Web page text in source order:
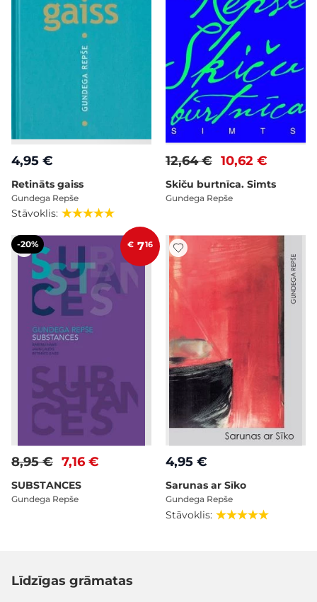
4,95 €
Retināts gaiss
Gundega Repše
Stāvoklis:
10,62 €
12,64 €
Skiču burtnīca. Simts
Gundega Repše
-20% € 716
7,16 €
8,95 €
SUBSTANCES
Gundega Repše
4,95 €
Sarunas ar Sīko
Gundega Repše
Stāvoklis:
Līdzīgas grāmatas